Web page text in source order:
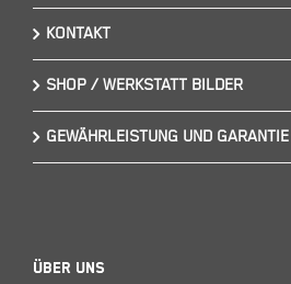
KONTAKT
SHOP / WERKSTATT BILDER
GEWÄHRLEISTUNG UND GARANTIE
Über Uns